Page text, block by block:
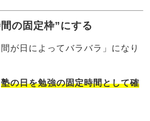
の固定枠”にする
が日によってバラバラ」になり
塾の日を勉強の固定時間として確